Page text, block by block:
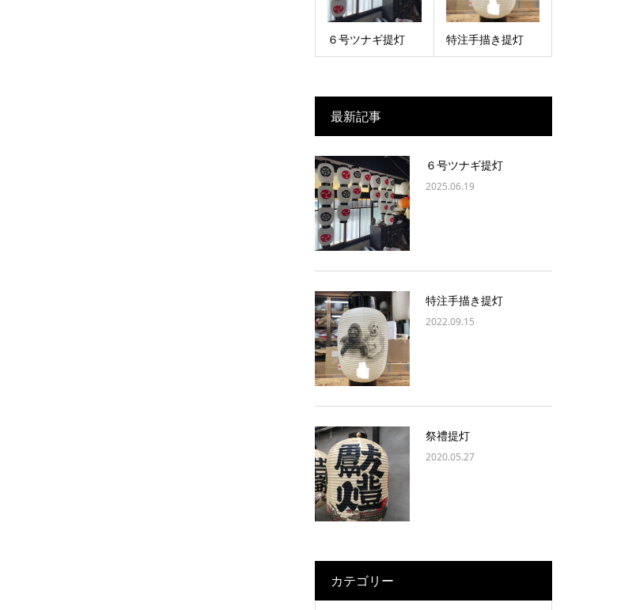
６号ツナギ提灯 特注手描き提灯
最新記事
６号ツナギ提灯
2025.06.19
特注手描き提灯
2022.09.15
祭禮提灯
2020.05.27
カテゴリー